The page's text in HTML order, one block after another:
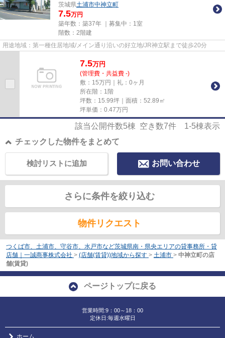
茨城県土浦市中神立町
7.5万円
築年数：築37年 ｜募集中： 1室
階数：2階建
用途地域：第一種住居地域/メイン通り沿いの好立地/JR神立駅まで徒歩20分
7.5万円
(管理費・共益費 -)
敷：15万円｜礼：0ヶ月
所在階：1階
坪数：15.99坪｜面積：52.89㎡
坪単価： 0.47万円
該当公開件数5棟 空き数7件 1-5棟表示
チェックした物件をまとめて
お問い合わせ
検討リストに追加
さらに条件を絞り込む
物件リクエスト
つくば市、土浦市、守谷市、水戸市など茨城県南・県央エリアの貸事務所・貸
店舗｜一誠商事株式会社 > (店舗(賃貸))地域から探す > 土浦市 > 中神立町の店
舗(賃貸)
ページトップに戻る
営業時間:9：00～18：00
定休日:毎週水曜日
ホーム